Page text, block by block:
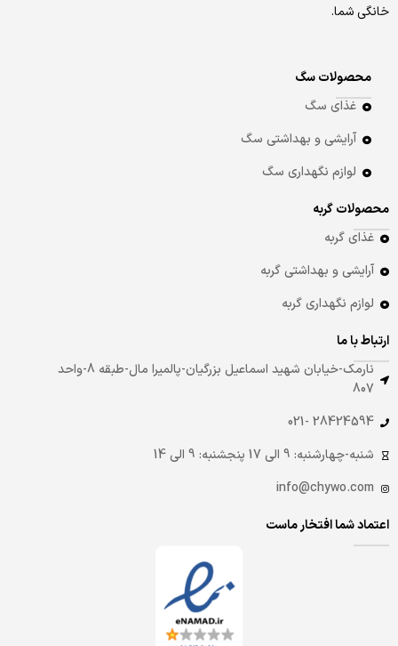
خانگی شما.
محصولات سگ
غذای سگ
آرایشی و بهداشتی سگ
لوازم نگهداری سگ
محصولات گربه
غذای گربه
آرایشی و بهداشتی گربه
لوازم نگهداری گربه
ارتباط با ما
نارمک-خیابان شهید اسماعیل بزرگیان-پالمیرا مال-طبقه 8-واحد
807
28424594 -021
شنبه-چهارشنبه: 9 الی 17 پنجشنبه: 9 الی 14
info@chywo.com
اعتماد شما افتخار ماست